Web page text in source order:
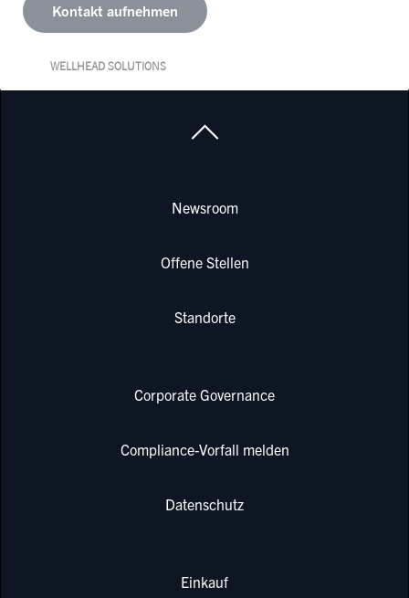
Kontakt aufnehmen
WELLHEAD SOLUTIONS
Newsroom
Offene Stellen
Standorte
Corporate Governance
Compliance-Vorfall melden
Datenschutz
Einkauf